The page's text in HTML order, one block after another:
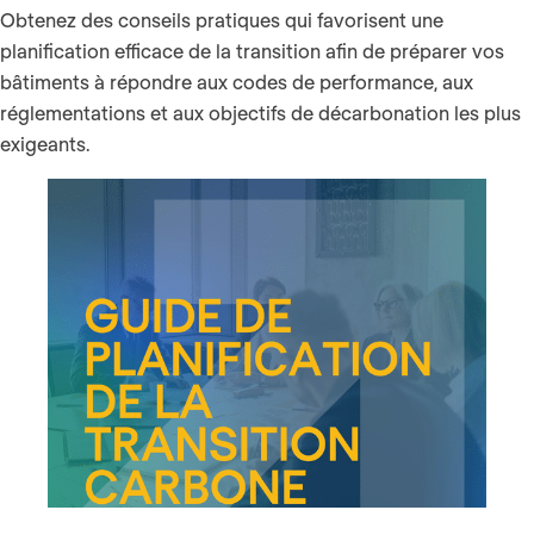
Obtenez des conseils pratiques qui favorisent une
planification efficace de la transition afin de préparer vos
bâtiments à répondre aux codes de performance, aux
réglementations et aux objectifs de décarbonation les plus
exigeants.